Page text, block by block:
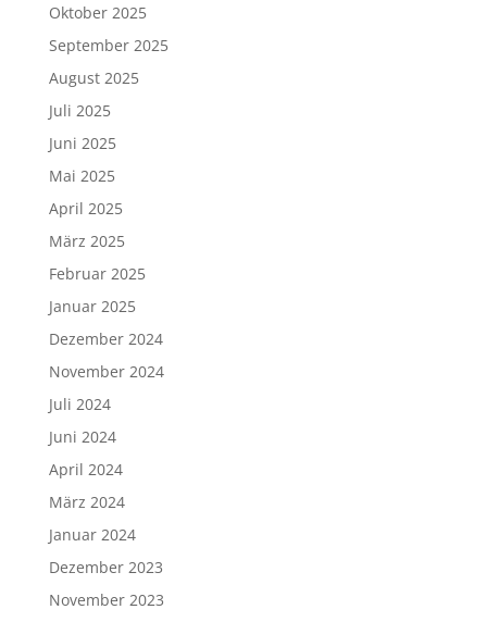
Oktober 2025
September 2025
August 2025
Juli 2025
Juni 2025
Mai 2025
April 2025
März 2025
Februar 2025
Januar 2025
Dezember 2024
November 2024
Juli 2024
Juni 2024
April 2024
März 2024
Januar 2024
Dezember 2023
November 2023